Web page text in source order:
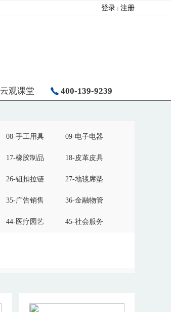
登录 | 注册
云观课堂 400-139-9239
08-手工用具 09-电子电器
17-橡胶制品 18-皮革皮具
26-钮扣拉链 27-地毯席垫
35-广告销售 36-金融物管
44-医疗园艺 45-社会服务